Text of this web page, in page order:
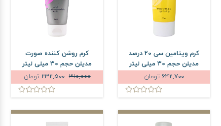
کرم ویتامین سی 20 درصد
مدیلن حجم 30 میلی لیتر
642,700 تومان
کرم روشن کننده صورت
مدیلن حجم 30 میلی لیتر
310,000
232,500 تومان